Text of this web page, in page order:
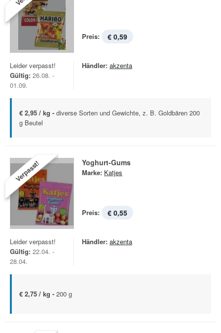
Preis: € 0,59
Leider verpasst!
Gültig: 26.08. -
01.09.
Händler: akzenta
€ 2,95 / kg - diverse Sorten und Gewichte, z. B. Goldbären 200
g Beutel
Verpasst! Yoghurt-Gums
Marke: Katjes
Preis: € 0,55
Leider verpasst!
Gültig: 22.04. -
28.04.
Händler: akzenta
€ 2,75 / kg - 200 g